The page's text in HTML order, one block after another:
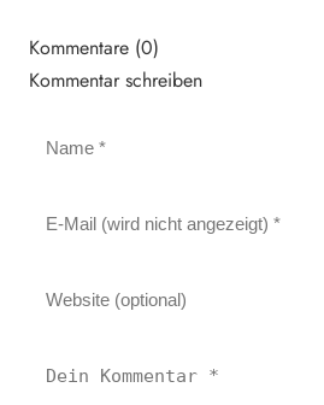
Kommentare (0)
Kommentar schreiben